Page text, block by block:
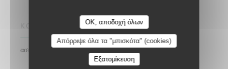
OK, αποδοχή όλων
Απόρριψε όλα τα "μπισκότα" (cookies)
Εξατομίκευση
ΚΟΥΖΊΝΑ
ασιάτης, ιταλικός
LUST